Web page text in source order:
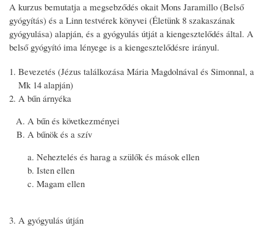
A kurzus bemutatja a megsebződés okait Mons Jaramillo (Belső
gyógyítás) és a Linn testvérek könyvei (Életünk 8 szakaszának
gyógyulása) alapján, és a gyógyulás útját a kiengesztelődés által. A
belső gyógyító ima lényege is a kiengesztelődésre irányul.
Bevezetés (Jézus találkozása Mária Magdolnával és Simonnal, a
Mk 14 alapján)
A bűn árnyéka
A bűn és következményei
A bűnök és a szív
Neheztelés és harag a szülők és mások ellen
Isten ellen
Magam ellen
A gyógyulás útján